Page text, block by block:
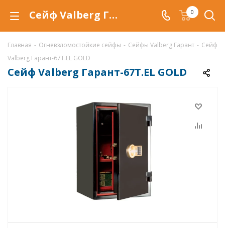
Сейф Valberg Гарант-67T.EL GOLD (Garant-67T.EL GOLD) купить со скидкой по выгодной цене в интернет-магазине ValbergSafe.ru 0
Главная - Огневзломостойкие сейфы - Сейфы Valberg Гарант - Сейф
Valberg Гарант-67T.EL GOLD
Сейф Valberg Гарант-67T.EL GOLD